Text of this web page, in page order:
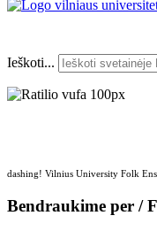
Ieškoti...
dashing! Vilnius University Folk
Bendraukime per /